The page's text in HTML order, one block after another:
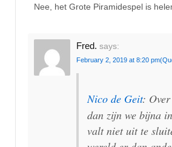
Nee, het Grote Piramidespel is
Fred. says:
February 2, 2019 at 8:20 pm
Nico de Geit:
dan zijn we bijna
valt niet uit te